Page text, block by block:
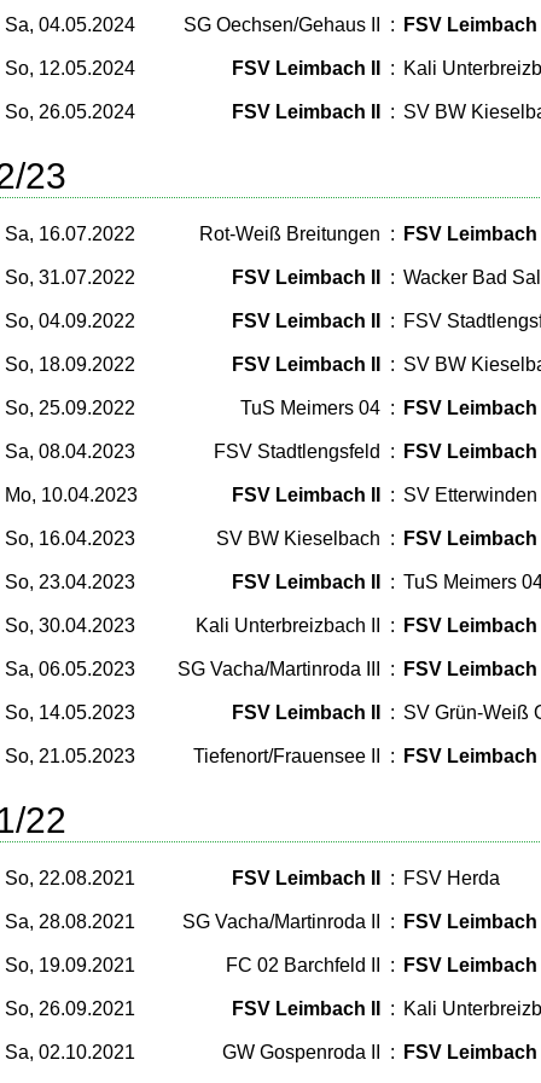
Sa, 04.05.2024 SG Oechsen/Gehaus II : FSV Leimbach
So, 12.05.2024 FSV Leimbach II : Kali
So, 26.05.2024 FSV Leimbach II : SV BW
23
Sa, 16.07.2022 Rot-Weiß Breitungen : FSV Leimbach
So, 31.07.2022 FSV Leimbach II : Wacker Bad
So, 04.09.2022 FSV Leimbach II : FSV
So, 18.09.2022 FSV Leimbach II : SV BW
So, 25.09.2022 TuS Meimers 04 : FSV Leimbach
Sa, 08.04.2023 FSV Stadtlengsfeld : FSV Leimbach
Mo, 10.04.2023 FSV Leimbach II : SV Etterwinden
So, 16.04.2023 SV BW Kieselbach : FSV Leimbach
So, 23.04.2023 FSV Leimbach II : TuS Meimers
So, 30.04.2023 Kali Unterbreizbach II : FSV Leimbach
Sa, 06.05.2023 SG Vacha/Martinroda III : FSV Leimbach
So, 14.05.2023 FSV Leimbach II : SV Grün-Weiß
So, 21.05.2023 Tiefenort/Frauensee II : FSV Leimbach
22
So, 22.08.2021 FSV Leimbach II : FSV Herda
Sa, 28.08.2021 SG Vacha/Martinroda II : FSV Leimbach
So, 19.09.2021 FC 02 Barchfeld II : FSV Leimbach
So, 26.09.2021 FSV Leimbach II : Kali
Sa, 02.10.2021 GW Gospenroda II : FSV Leimbach